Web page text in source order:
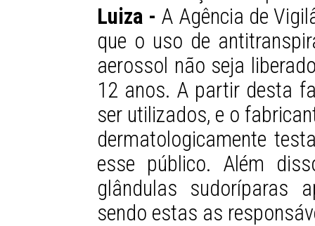
Luiza - A Agência de
que o uso de
aerossol não seja
12 anos. A partir desta
ser utilizados, e o
dermatologicamente
esse público. Além
glândulas sudoríparas
sendo estas as